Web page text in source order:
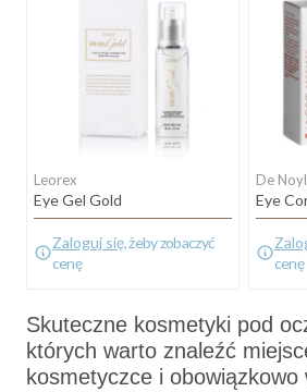
Leorex
Eye Gel Gold
Zaloguj się, żeby zobaczyć
cenę
De
Eye
cenę
Skuteczne kosmetyki pod
których warto znaleźć
kosmetyczce i obowiązkowo